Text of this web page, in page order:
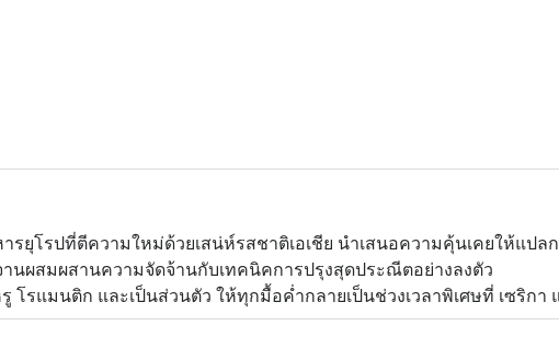
ยุโรปที่ตีความใหม่ด้วยเสน่ห์รสชาติเอเชีย นำเสนอความคุ้นเคยให้แปลก
นผสมผสานความจัดจ้านกับเทคนิคการปรุงสุดประณีตอย่างลงตัว
โรแมนติก และเป็นส่วนตัว ให้ทุกมื้อค่ำกลายเป็นช่วงเวลาพิเศษที่ เซริกา